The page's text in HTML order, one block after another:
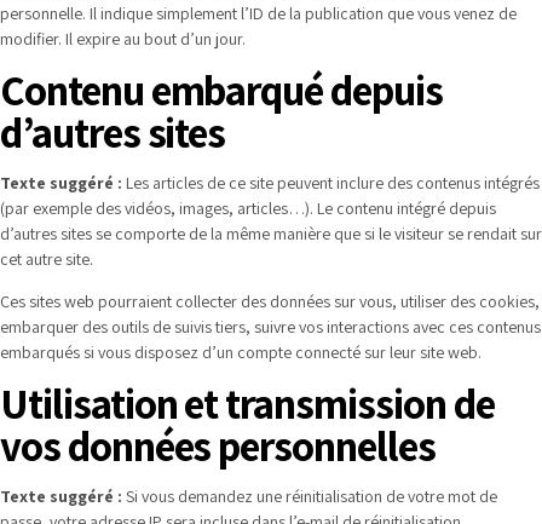
personnelle. Il indique simplement l’ID de la publication que vous venez de
modifier. Il expire au bout d’un jour.
Contenu embarqué depuis
d’autres sites
Texte suggéré : Les articles de ce site peuvent inclure des contenus intégrés
(par exemple des vidéos, images, articles…). Le contenu intégré depuis
d’autres sites se comporte de la même manière que si le visiteur se rendait sur
cet autre site.
Ces sites web pourraient collecter des données sur vous, utiliser des cookies,
embarquer des outils de suivis tiers, suivre vos interactions avec ces contenus
embarqués si vous disposez d’un compte connecté sur leur site web.
Utilisation et transmission de
vos données personnelles
Texte suggéré : Si vous demandez une réinitialisation de votre mot de